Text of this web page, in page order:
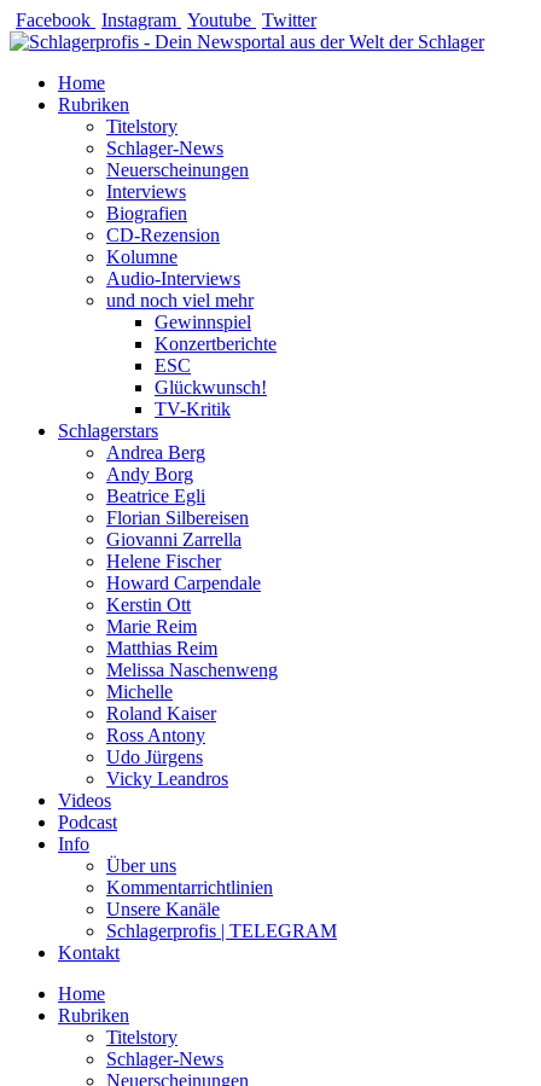
Zum
Inhalt
Facebook Instagram Youtube Twitter
Home
Rubriken
Titelstory
Schlager-News
Neuerscheinungen
Interviews
Biografien
CD-Rezension
Kolumne
Audio-Interviews
und noch viel mehr
Gewinnspiel
Konzertberichte
ESC
Glückwunsch!
TV-Kritik
Schlagerstars
Andrea Berg
Andy Borg
Beatrice Egli
Florian Silbereisen
Giovanni Zarrella
Helene Fischer
Howard Carpendale
Kerstin Ott
Marie Reim
Matthias Reim
Melissa Naschenweng
Michelle
Roland Kaiser
Ross Antony
Udo Jürgens
Vicky Leandros
Videos
Podcast
Info
Über uns
Kommentarrichtlinien
Unsere Kanäle
Schlagerprofis | TELEGRAM
Kontakt
Home
Rubriken
Titelstory
Schlager-News
Neuerscheinungen